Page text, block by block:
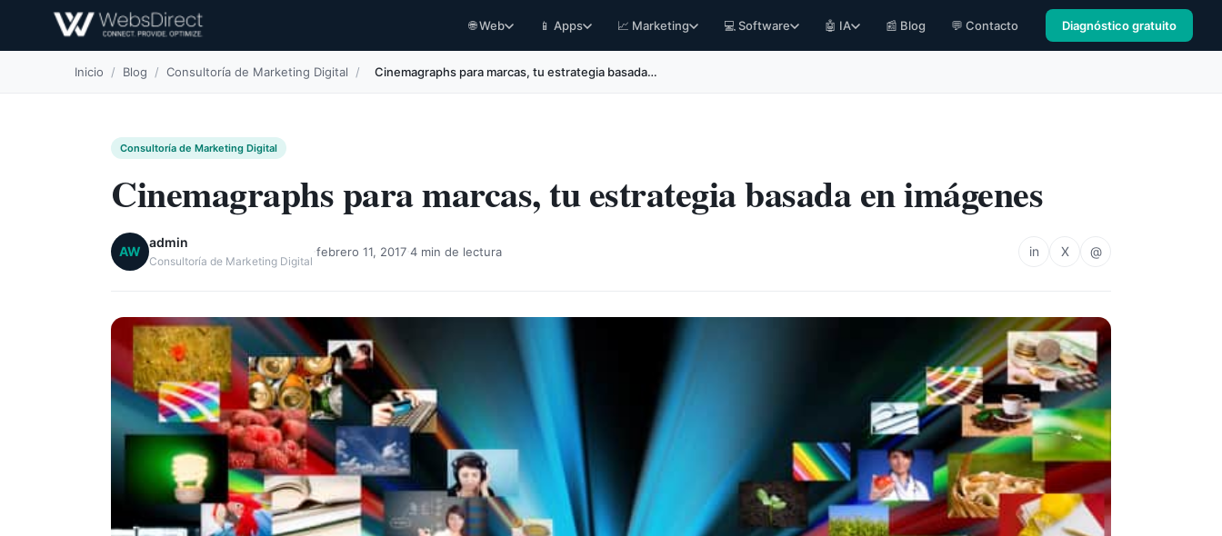
🌐 Web 📱 Apps 📈 Marketing 💻 Software 🤖 IA 📰 Blog 💬 Contacto Diagnóstico gratuito
Inicio / Blog / Consultoría de Marketing Digital / Cinemagraphs para marcas, tu estrategia basada…
Consultoría de Marketing Digital
Cinemagraphs para marcas, tu estrategia basada en imágenes
AW
admin
Consultoría de Marketing Digital
febrero 11, 2017 4 min de lectura in X @